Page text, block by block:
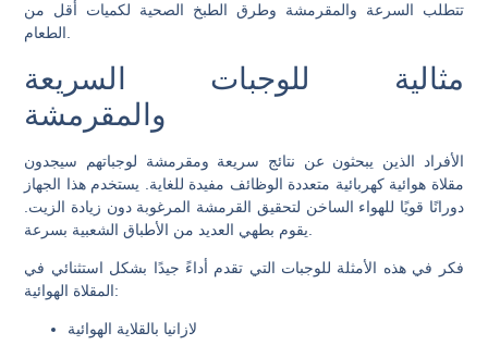
تتطلب السرعة والمقرمشة وطرق الطبخ الصحية لكميات أقل من
مثالية للوجبات السريعة
والمقرمشة
الأفراد الذين يبحثون عن نتائج سريعة ومقرمشة لوجباتهم سيجدون
مقلاة هوائية كهربائية متعددة الوظائف مفيدة للغاية. يستخدم هذا الجهاز
دورانًا قويًا للهواء الساخن لتحقيق القرمشة المرغوبة دون زيادة الزيت.
فكر في هذه الأمثلة للوجبات التي تقدم أداءً جيدًا بشكل استثنائي في
المقلاة الهوائية:
لازانيا بالقلاية الهوائية